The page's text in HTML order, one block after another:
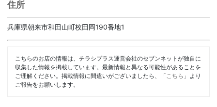
住所
兵庫県朝来市和田山町枚田岡190番地1
こちらのお店の情報は、チラシプラス運営会社のセブンネットが独自に
収集した情報を掲載しています。最新情報と異なる可能性があることを
ご理解ください。掲載情報に間違いがございましたら、「 こちら 」より
ご報告をお願いします。